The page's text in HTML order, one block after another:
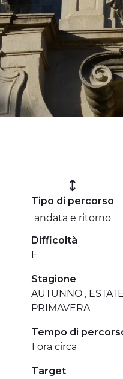
Tipo di percorso
andata e ritorno
Difficoltà
E
Stagione
AUTUNNO ,
PRIMAVERA
Tempo di
1 ora circa
Target